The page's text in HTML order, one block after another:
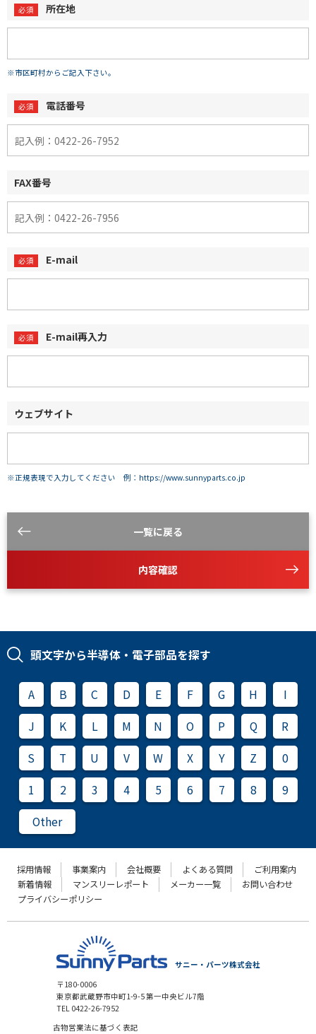
所在地
※市区町村からご記入下さい。
電話番号
FAX番号
E-mail
E-mail再入力
ウェブサイト
※正規表現で入力してください 例：https://www.sunnyparts.co.jp
一覧に戻る
内容確認
頭文字から半導体・電子部品を探す
A B C D E F G H
I
J
K L M N O P Q
R
S
T U V W X Y Z
0
1
2 3 4 5 6 7 8
9
Other
採用情報 事業案内 会社概要 よくある質問
ご利用案内
新着情報
マンスリーレポート メーカー一覧
お問い合わせ
プライバシーポリシー
サニー・パーツ株式会社
〒180-0006
東京都武蔵野市中町1-9-5 第一中央ビル7階
TEL 0422-26-7952
古物営業法に基づく表記